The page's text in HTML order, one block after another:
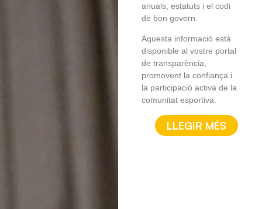
anuals, estatuts i el codi
de bon govern.
Aquesta informació està
disponible al vostre portal
de transparència,
promovent la confiança i
la participació activa de la
comunitat esportiva.
LLEGIR MÉS